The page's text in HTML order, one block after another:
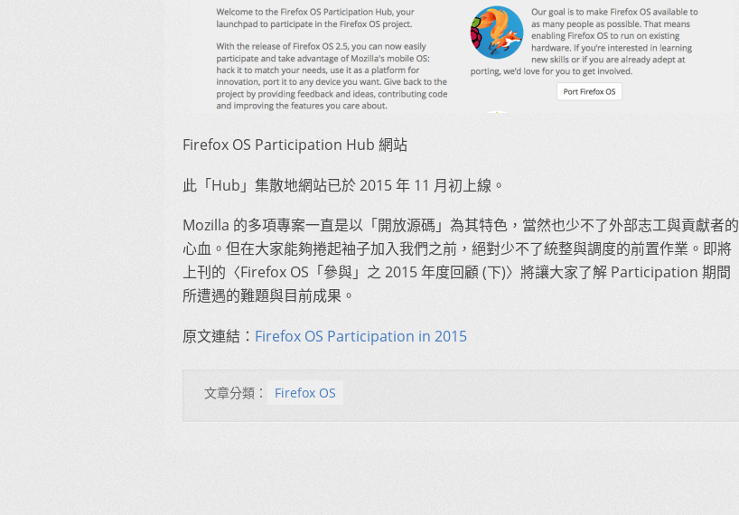
Firefox OS Participation Hub 網站
此「Hub」集散地網站已於 2015 年 11 月初上線。
Mozilla 的多項專案一直是以「開放源碼」為其特色，當然也少不了外部志工與貢獻者的
心血。但在大家能夠捲起袖子加入我們之前，絕對少不了統整與調度的前置作業。即將
上刊的〈Firefox OS「參與」之 2015 年度回顧 (下)〉將讓大家了解 Participation 期間
所遭遇的難題與目前成果。
原文連結： Firefox OS Participation in 2015
文章分類： Firefox OS